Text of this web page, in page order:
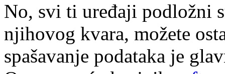
No, svi ti uređaji podložni
njihovog kvara, možete
spašavanje podataka je